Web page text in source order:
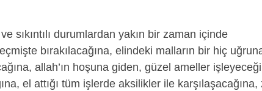
sıkıntılı durumlardan yakın bir zaman içinde
bırakılacağına, elindeki malların bir hiç
allah’ın hoşuna giden, güzel ameller
el attığı tüm işlerde aksilikler ile karşılaşacağına,